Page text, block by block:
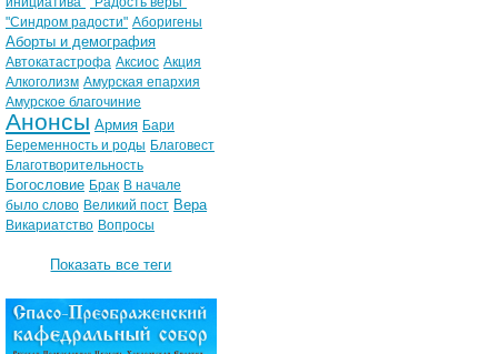
"Синдром радости" Аборигены
Аборты и демография
Автокатастрофа Аксиос Акция
Алкоголизм Амурская епархия
Амурское благочиние
Анонсы Армия Бари
Беременность и роды Благовест
Благотворительность
Богословие Брак В начале
было слово Великий пост Вера
Викариатство Вопросы
Показать все теги